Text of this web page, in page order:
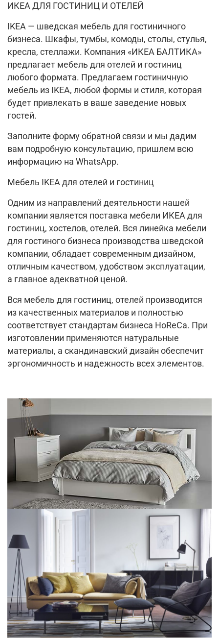
ИКЕА ДЛЯ ГОСТИНИЦ И ОТЕЛЕЙ
IKEA — шведская мебель для гостиничного
бизнеса. Шкафы, тумбы, комоды, столы, стулья,
кресла, стеллажи. Компания «ИКЕА БАЛТИКА»
предлагает мебель для отелей и гостиниц
любого формата. Предлагаем гостиничную
мебель из IKEA, любой формы и стиля, которая
будет привлекать в ваше заведение новых
гостей.
Заполните форму обратной связи и мы дадим
вам подробную консультацию, пришлем всю
информацию на WhatsApp.
Мебель IKEA для отелей и гостиниц
Одним из направлений деятельности нашей
компании является поставка мебели ИКЕА для
гостиниц, хостелов, отелей. Вся линейка мебели
для гостиного бизнеса производства шведской
компании, обладает современным дизайном,
отличным качеством, удобством эксплуатации,
а главное адекватной ценой.
Вся мебель для гостиниц, отелей производится
из качественных материалов и полностью
соответствует стандартам бизнеса HoReCa. При
изготовлении применяются натуральные
материалы, а скандинавский дизайн обеспечит
эргономичность и надежность всех элементов.